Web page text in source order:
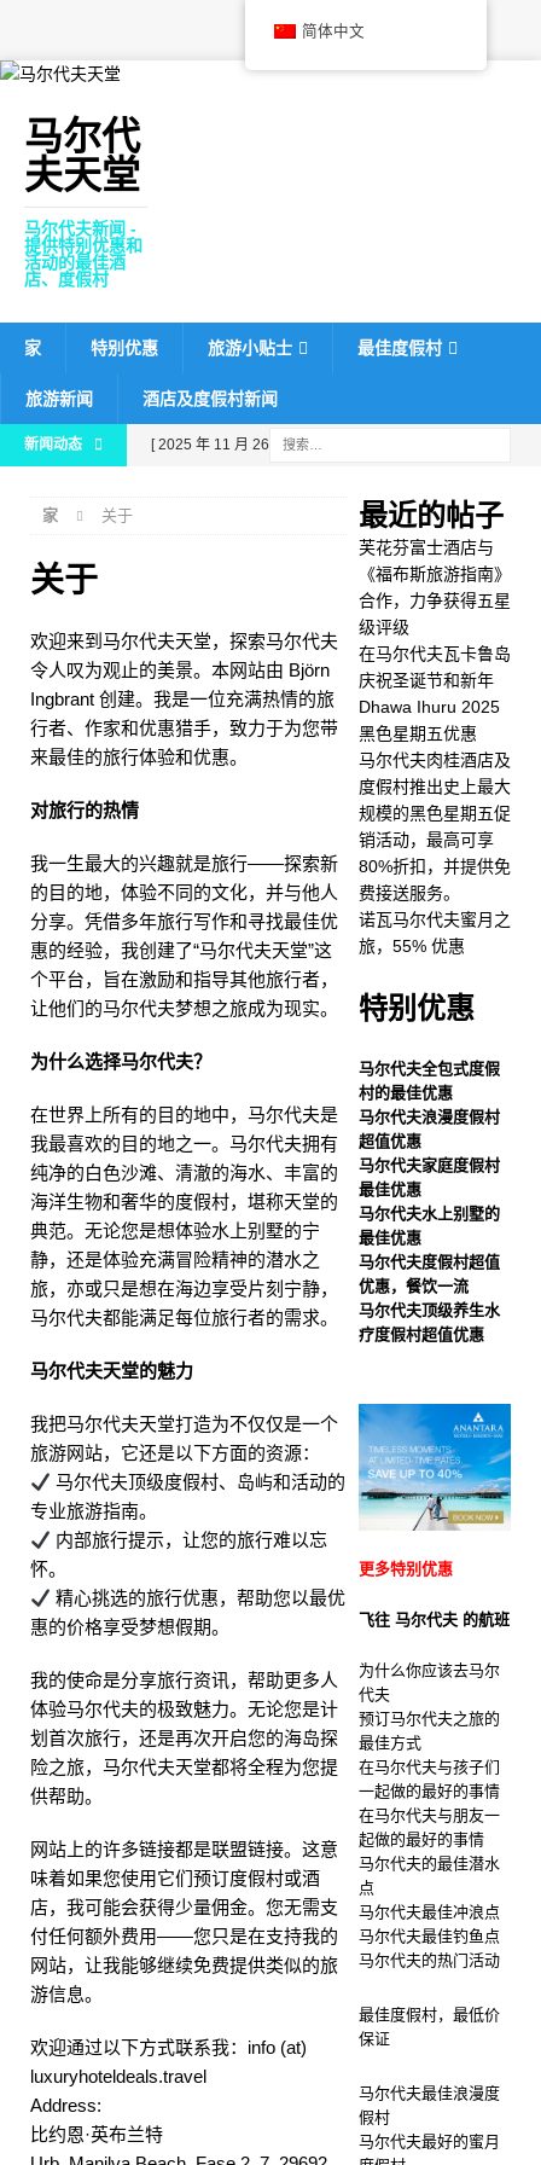
马尔代
夫天堂
马尔代夫新闻 -
提供特别优惠和
活动的最佳酒
店、度假村
家 特别优惠 旅游小贴士 最佳度假村
旅游新闻 酒店及度假村新闻
新闻动态 [ 2025 年 11 月 26 日 ] 芙
[ 2025 年 11 月 24 日 ] 在
马尔代夫瓦卡鲁岛庆祝圣诞
节和新年 五星级酒店及
Dhawa Ihuru 2025 黑色星
期五优惠 特别优惠
[ 2025 年 11 月 17 日 ] 马
尔代夫肉桂酒店及度假村推
出史上最大规模的黑色星期
五促销活动，最高可享80%
折扣，并提供免费接送服
务。 特别优惠
[ 2025 年 11 月 13 日 ] 诺
瓦马尔代夫蜜月之旅，55%
优惠 特别优惠
家 关于
关于
欢迎来到马尔代夫天堂，探索马尔代夫
令人叹为观止的美景。本网站由 Björn
Ingbrant 创建。我是一位充满热情的旅
行者、作家和优惠猎手，致力于为您带
来最佳的旅行体验和优惠。
对旅行的热情
我一生最大的兴趣就是旅行——探索新
的目的地，体验不同的文化，并与他人
分享。凭借多年旅行写作和寻找最佳优
惠的经验，我创建了“马尔代夫天堂”这
个平台，旨在激励和指导其他旅行者，
让他们的马尔代夫梦想之旅成为现实。
为什么选择马尔代夫？
在世界上所有的目的地中，马尔代夫是
我最喜欢的目的地之一。马尔代夫拥有
纯净的白色沙滩、清澈的海水、丰富的
海洋生物和奢华的度假村，堪称天堂的
典范。无论您是想体验水上别墅的宁
静，还是体验充满冒险精神的潜水之
旅，亦或只是想在海边享受片刻宁静，
马尔代夫都能满足每位旅行者的需求。
马尔代夫天堂的魅力
我把马尔代夫天堂打造为不仅仅是一个
旅游网站，它还是以下方面的资源：
马尔代夫顶级度假村、岛屿和活动的
专业旅游指南。
内部旅行提示，让您的旅行难以忘
怀。
精心挑选的旅行优惠，帮助您以最优
惠的价格享受梦想假期。
我的使命是分享旅行资讯，帮助更多人
体验马尔代夫的极致魅力。无论您是计
划首次旅行，还是再次开启您的海岛探
险之旅，马尔代夫天堂都将全程为您提
供帮助。
网站上的许多链接都是联盟链接。这意
味着如果您使用它们预订度假村或酒
店，我可能会获得少量佣金。您无需支
付任何额外费用——您只是在支持我的
网站，让我能够继续免费提供类似的旅
游信息。
欢迎通过以下方式联系我：info (at)
luxuryhoteldeals.travel
Address:
比约恩·英布兰特
最近的帖子
芙花芬富士酒店与
《福布斯旅游指南》
合作，力争获得五星
级评级
在马尔代夫瓦卡鲁岛
庆祝圣诞节和新年
Dhawa Ihuru 2025
黑色星期五优惠
马尔代夫肉桂酒店及
度假村推出史上最大
规模的黑色星期五促
销活动，最高可享
80%折扣，并提供免
费接送服务。
诺瓦马尔代夫蜜月之
旅，55% 优惠
特别优惠
马尔代夫全包式度假
村的最佳优惠
马尔代夫浪漫度假村
超值优惠
马尔代夫家庭度假村
最佳优惠
马尔代夫水上别墅的
最佳优惠
马尔代夫度假村超值
优惠，餐饮一流
马尔代夫顶级养生水
疗度假村超值优惠
更多特别优惠
飞往 马尔代夫 的航班
为什么你应该去马尔
代夫
预订马尔代夫之旅的
最佳方式
在马尔代夫与孩子们
一起做的最好的事情
在马尔代夫与朋友一
起做的最好的事情
马尔代夫的最佳潜水
点
马尔代夫最佳冲浪点
马尔代夫最佳钓鱼点
马尔代夫的热门活动
最佳度假村，最低价
保证
马尔代夫最佳浪漫度
假村
马尔代夫最好的蜜月
简体中文